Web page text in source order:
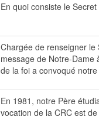
En quoi consiste le
Chargée de renseigner
message de Notre-Dame
de la foi a convoqué
En 1981, notre Père
vocation de la CRC est